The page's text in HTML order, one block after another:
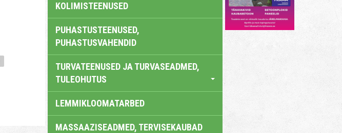
KOLIMISTEENUSED
PUHASTUSTEENUSED,
PUHASTUSVAHENDID
TURVATEENUSED JA TURVASEADMED,
TULEOHUTUS
LEMMIKLOOMATARBED
MASSAAZISEADMED, TERVISEKAUBAD